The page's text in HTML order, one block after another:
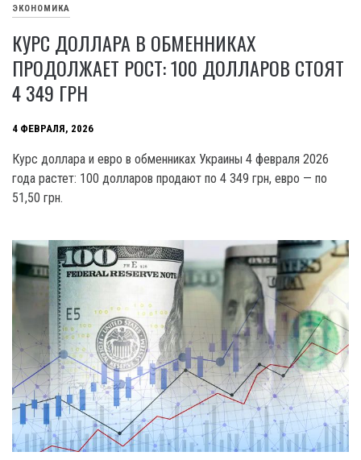
ЭКОНОМИКА
КУРС ДОЛЛАРА В ОБМЕННИКАХ
ПРОДОЛЖАЕТ РОСТ: 100 ДОЛЛАРОВ СТОЯТ
4 349 ГРН
4 ФЕВРАЛЯ, 2026
Курс доллара и евро в обменниках Украины 4 февраля 2026
года растет: 100 долларов продают по 4 349 грн, евро — по
51,50 грн.